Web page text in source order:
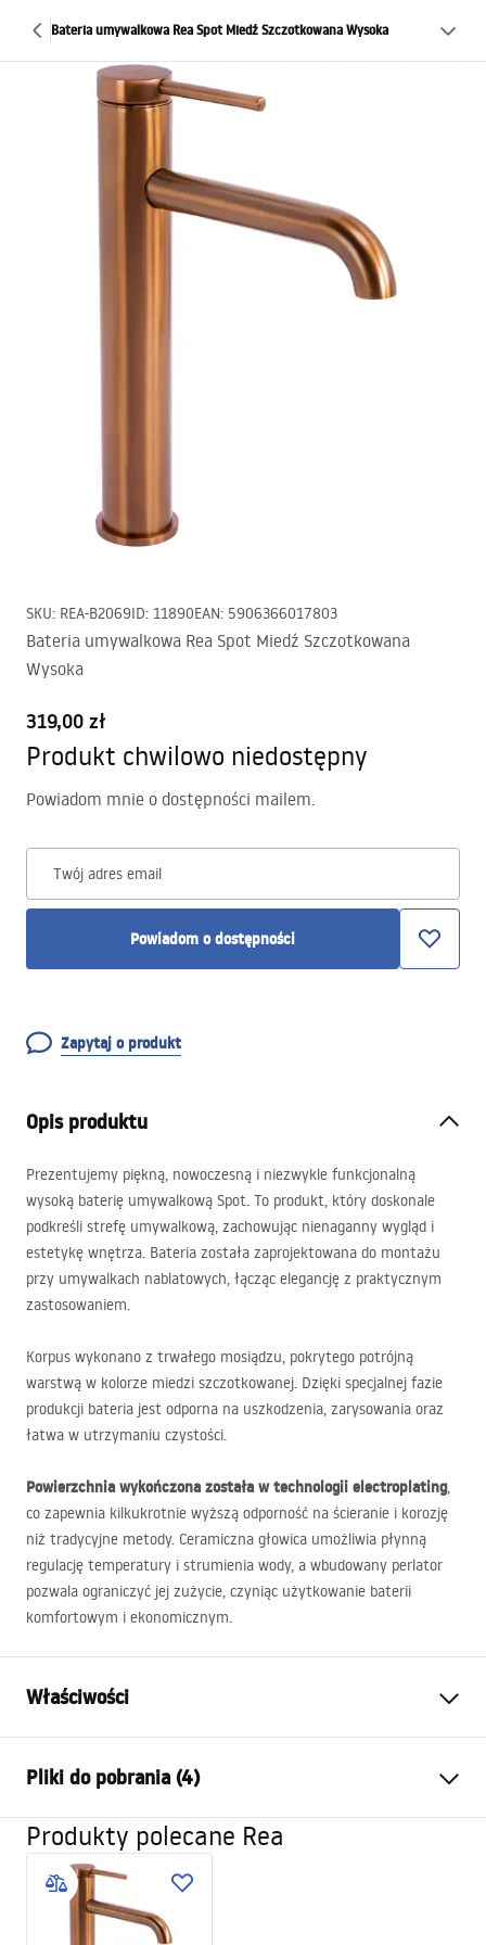
Bateria umywalkowa Rea Spot Miedź Szczotkowana Wysoka
SKU: REA-B2069ID: 11890EAN: 5906366017803
Bateria umywalkowa Rea Spot Miedź Szczotkowana
Wysoka
319,00 zł
Produkt chwilowo niedostępny
Powiadom mnie o dostępności mailem.
Twój adres email
Powiadom o dostępności
Zapytaj o produkt
Opis produktu
Prezentujemy piękną, nowoczesną i niezwykle funkcjonalną
wysoką baterię umywalkową Spot. To produkt, który doskonale
podkreśli strefę umywalkową, zachowując nienaganny wygląd i
estetykę wnętrza. Bateria została zaprojektowana do montażu
przy umywalkach nablatowych, łącząc elegancję z praktycznym
zastosowaniem.
Korpus wykonano z trwałego mosiądzu, pokrytego potrójną
warstwą w kolorze miedzi szczotkowanej. Dzięki specjalnej fazie
produkcji bateria jest odporna na uszkodzenia, zarysowania oraz
łatwa w utrzymaniu czystości.
Powierzchnia wykończona została w technologii electroplating,
co zapewnia kilkukrotnie wyższą odporność na ścieranie i korozję
niż tradycyjne metody. Ceramiczna głowica umożliwia płynną
regulację temperatury i strumienia wody, a wbudowany perlator
pozwala ograniczyć jej zużycie, czyniąc użytkowanie baterii
komfortowym i ekonomicznym.
Właściwości
Sposób montażu:
Kolor:
Miedź szczotkowana
Rodzaj wylewki:
Materiał:
Zasięg wylewki:
Pliki do pobrania (4)
Warunki gwarancji
Warranty_Terms_and_Conditions_Faucets_-_5.pdf
Produkty polecane Rea